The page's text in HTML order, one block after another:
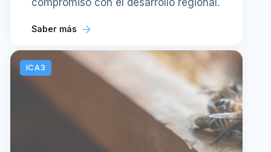
compromiso con el desarrollo regional.
Saber más
ICA3